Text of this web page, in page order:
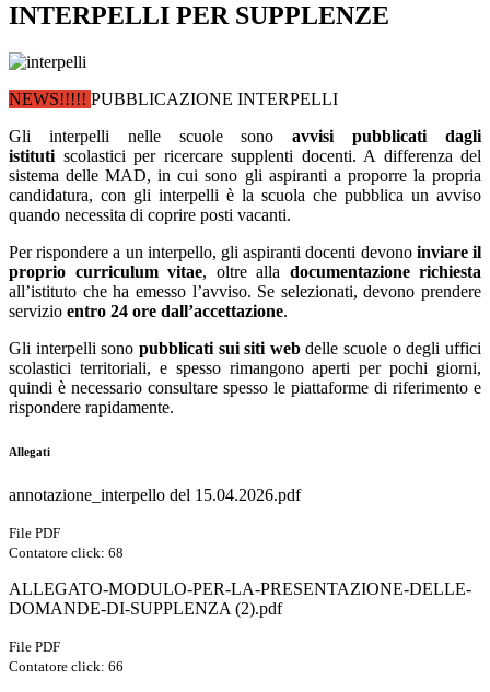
INTERPELLI PER SUPPLENZE
NEWS!!!!! PUBBLICAZIONE INTERPELLI
Gli interpelli nelle scuole sono
avvisi
pubblicati dagli
istituti scolastici per ricercare supplenti docenti. A differenza del
sistema delle MAD, in cui sono gli aspiranti a proporre la propria
candidatura, con gli interpelli è la scuola che pubblica un avviso
quando necessita di coprire posti vacanti.
Per rispondere a un interpello, gli aspiranti docenti devono inviare il
proprio curriculum vitae, oltre alla documentazione richiesta
all’istituto che ha emesso l’avviso. Se selezionati, devono prendere
servizio entro 24 ore dall’accettazione.
Gli interpelli sono pubblicati sui siti web delle scuole o degli uffici
scolastici territoriali, e spesso rimangono aperti per pochi giorni,
quindi è necessario consultare spesso le piattaforme di riferimento e
rispondere rapidamente​.
Allegati
annotazione_interpello del 15.04.2026.pdf
File PDF
Contatore click: 68
ALLEGATO-MODULO-PER-LA-PRESENTAZIONE-DELLE-
DOMANDE-DI-SUPPLENZA (2).pdf
File PDF
Contatore click: 66